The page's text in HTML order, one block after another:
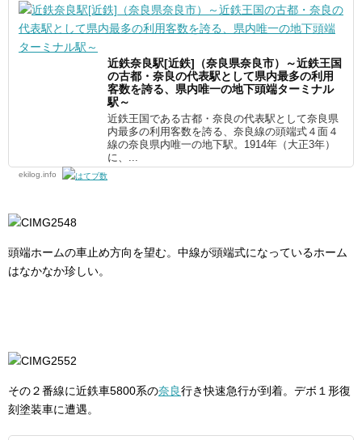
近鉄奈良駅[近鉄]（奈良県奈良市）～近鉄王国
の古都・奈良の代表駅として県内最多の利用
客数を誇る、県内唯一の地下頭端ターミナル
駅～
近鉄王国である古都・奈良の代表駅として奈良県
内最多の利用客数を誇る、奈良線の頭端式４面４
線の奈良県内唯一の地下駅。1914年（大正3年）
に、...
ekilog.info
頭端ホームの車止め方向を望む。中線が頭端式になっているホーム
はなかなか珍しい。
その２番線に近鉄車5800系の奈良行き快速急行が到着。デボ１形復
刻塗装車に遭遇。